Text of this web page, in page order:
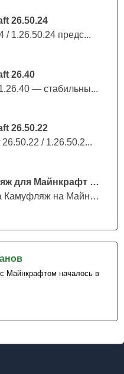
26.50.24
/ 1.26.50.24 предс...
26.40
— стабильны...
26.50.22
/ 1.26.50.2...
Мод на Камуфляж для Майнкрафт ПЕ
Скачайте Мод на Камуфляж на Майнкрафт...
Майнкрафтом началось в